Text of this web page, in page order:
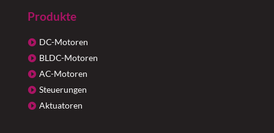
Produkte
DC-Motoren
BLDC-Motoren
AC-Motoren
Steuerungen
Aktuatoren